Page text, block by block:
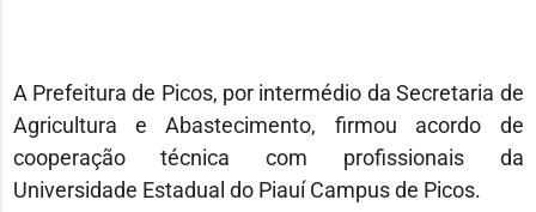
A Prefeitura de Picos, por intermédio da Secretaria de
Agricultura e Abastecimento, firmou acordo de
cooperação técnica com profissionais da
Universidade Estadual do Piauí Campus de Picos.